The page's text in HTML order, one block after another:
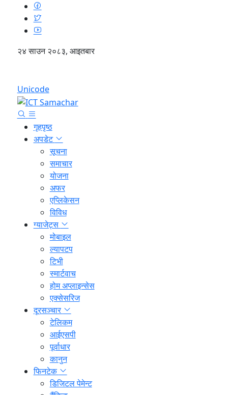
२४ साउन २०८३, आइतबार
Unicode
गृहपृष्ठ
अपडेट
सूचना
समाचार
योजना
अफर
एप्लिकेसन
विविध
ग्याजेट्स
मोबाइल
ल्यापटप
टिभी
स्मार्टवाच
होम अप्लाइन्सेस
एक्सेसरिज
दूरसञ्चार
टेलिकम
आईएसपी
पूर्वाधार
कानुन
फिनटेक
डिजिटल पेमेन्ट